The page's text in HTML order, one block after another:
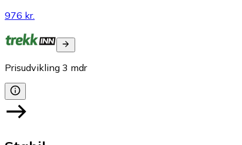
976 kr.
Prisudvikling 3 mdr